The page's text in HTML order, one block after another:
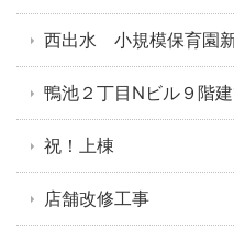
西出水 小規模保育園
鴨池２丁目Nビル９階
祝！上棟
店舗改修工事